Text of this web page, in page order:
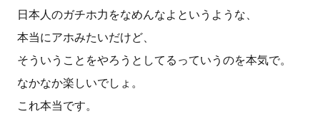
日本人のガチホ力をなめんなよというような、
本当にアホみたいだけど、
そういうことをやろうとしてるっていうのを本気で。
なかなか楽しいでしょ。
これ本当です。